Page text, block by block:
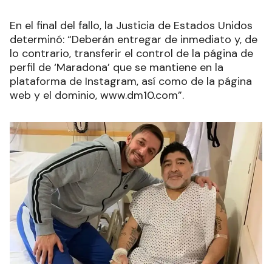
En el final del fallo, la Justicia de Estados Unidos
determinó: “Deberán entregar de inmediato y, de
lo contrario, transferir el control de la página de
perfil de ‘Maradona’ que se mantiene en la
plataforma de Instagram, así como de la página
web y el dominio, www.dm10.com”.